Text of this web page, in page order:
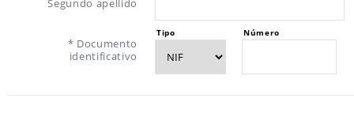
Segundo apellido
* Documento
identificativo
Tipo Número